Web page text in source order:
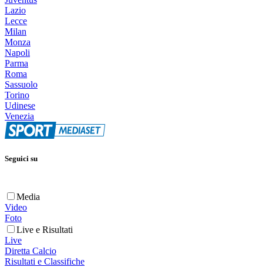
Lazio
Lecce
Milan
Monza
Napoli
Parma
Roma
Sassuolo
Torino
Udinese
Venezia
Seguici su
Media
Video
Foto
Live e Risultati
Live
Diretta Calcio
Risultati e Classifiche